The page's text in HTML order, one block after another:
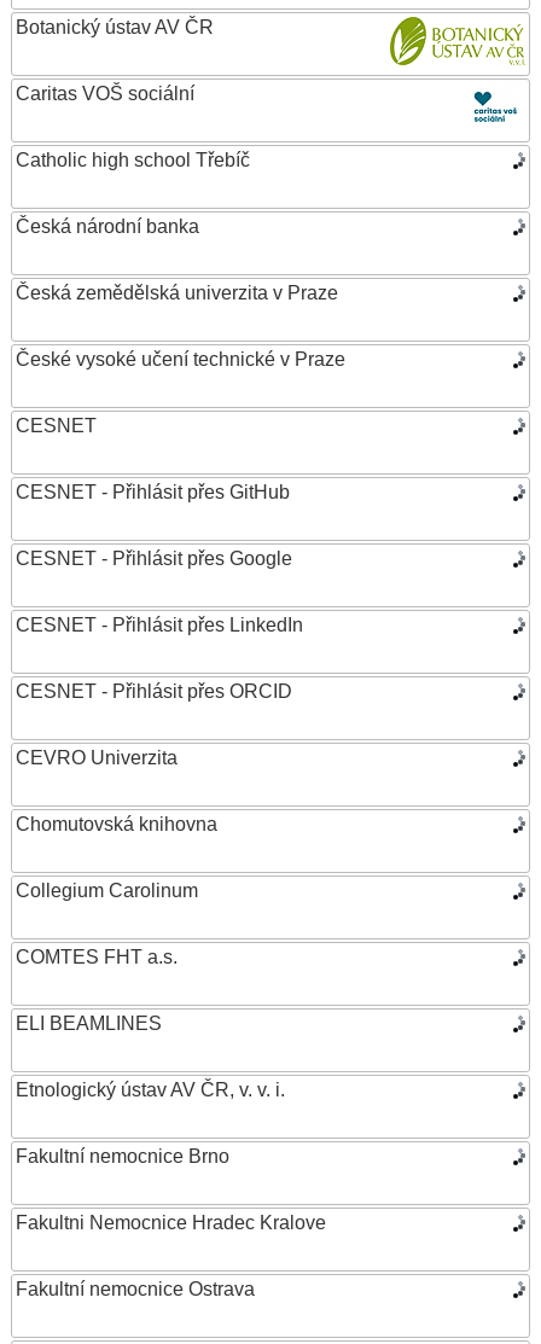
Botanický ústav AV ČR
Caritas VOŠ sociální
Catholic high school Třebíč
Česká národní banka
Česká zemědělská univerzita v Praze
České vysoké učení technické v Praze
CESNET
CESNET - Přihlásit přes GitHub
CESNET - Přihlásit přes Google
CESNET - Přihlásit přes LinkedIn
CESNET - Přihlásit přes ORCID
CEVRO Univerzita
Chomutovská knihovna
Collegium Carolinum
COMTES FHT a.s.
ELI BEAMLINES
Etnologický ústav AV ČR, v. v. i.
Fakultní nemocnice Brno
Fakultni Nemocnice Hradec Kralove
Fakultní nemocnice Ostrava